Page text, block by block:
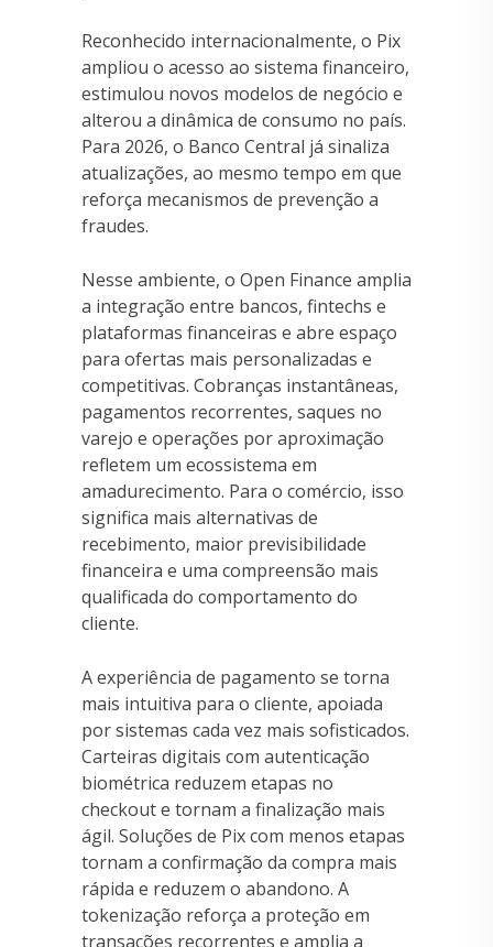
Reconhecido internacionalmente, o Pix
ampliou o acesso ao sistema financeiro,
estimulou novos modelos de negócio e
alterou a dinâmica de consumo no país.
Para 2026, o Banco Central já sinaliza
atualizações, ao mesmo tempo em que
reforça mecanismos de prevenção a
fraudes.
Nesse ambiente, o Open Finance amplia
a integração entre bancos, fintechs e
plataformas financeiras e abre espaço
para ofertas mais personalizadas e
competitivas. Cobranças instantâneas,
pagamentos recorrentes, saques no
varejo e operações por aproximação
refletem um ecossistema em
amadurecimento. Para o comércio, isso
significa mais alternativas de
recebimento, maior previsibilidade
financeira e uma compreensão mais
qualificada do comportamento do
cliente.
A experiência de pagamento se torna
mais intuitiva para o cliente, apoiada
por sistemas cada vez mais sofisticados.
Carteiras digitais com autenticação
biométrica reduzem etapas no
checkout e tornam a finalização mais
ágil. Soluções de Pix com menos etapas
tornam a confirmação da compra mais
rápida e reduzem o abandono. A
tokenização reforça a proteção em
transações recorrentes e amplia a